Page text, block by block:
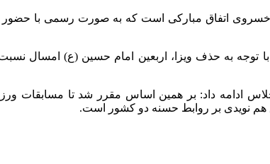
اتفاق مبارکی است که به صورت رسمی با حضور
به حذف ویزا، اربعین امام حسین (ع) امسال
اجلاس ادامه داد: بر همین اساس مقرر شد تا
هم نویدی بر روابط حسنه دو کشور است.